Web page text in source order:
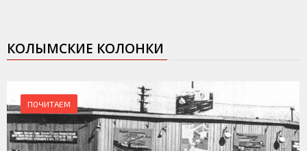
КОЛЫМСКИЕ КОЛОНКИ
ПОЧИТАЕМ